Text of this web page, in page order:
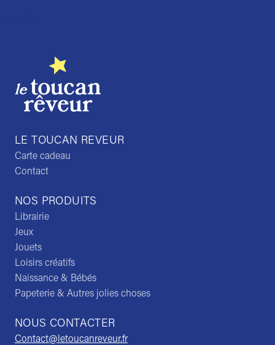
NOS PRODUITS
Librairie
Jeux
Jouets
Loisirs créatifs
Naissance & Bébés
Papeterie & Autres jolies choses
NOUS CONTACTER
Contact@letoucanreveur.fr
LE TOUCAN REVEUR
Carte cadeau
Contact